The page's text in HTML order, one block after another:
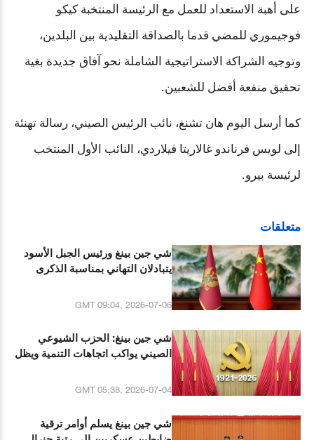
على أهبة الاستعداد للعمل مع الرئيسة المنتخبة كيكو
فوجيموري للمضي قدما بالصداقة التقليدية بين البلدين،
وتوجيه الشراكة الاستراتيجية الشاملة نحو آفاق جديدة بغية
تحقيق منفعة أفضل للشعبين.
كما أرسل اليوم هان تشنغ، نائب الرئيس الصيني، رسالة تهنئة
إلى لويس فرناندو غالاريتا فيلاردي، النائب الأول المنتخب
لرئيسة بيرو.
متعلقات
شي جين بينغ ورئيس الجبل الأسود
يتبادلان التهاني بمناسبة الذكرى
GMT 09:04, 2026-07-06
شي جين بينغ: الحزب الشيوعي
الصيني يواكب اتجاهات التنمية ويظل
GMT 05:38, 2026-07-04
شي جين بينغ يسلم أوامر ترقية